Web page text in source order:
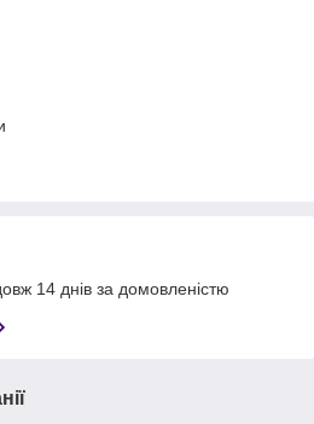
14 днів за домовленістю